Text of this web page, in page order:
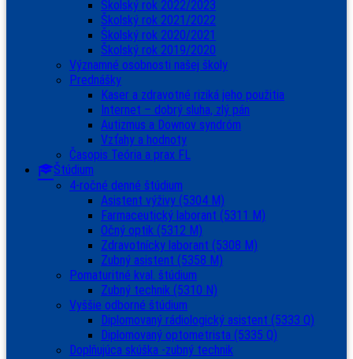
Školský rok 2022/2023
Školský rok 2021/2022
Školský rok 2020/2021
Školský rok 2019/2020
Významné osobnosti našej školy
Prednášky
Kaser a zdravotné riziká jeho použitia
Internet – dobrý sluha, zlý pán
Autizmus a Downov syndróm
Vzťahy a hodnoty
Časopis Teória a prax FL
Štúdium
4-ročné denné štúdium
Asistent výživy (5304 M)
Farmaceutický laborant (5311 M)
Očný optik (5312 M)
Zdravotnícky laborant (5308 M)
Zubný asistent (5358 M)
Pomaturitné kval. štúdium
Zubný technik (5310 N)
Vyššie odborné štúdium
Diplomovaný rádiologický asistent (5333 Q)
Diplomovaný optometrista (5335 Q)
Doplňujúca skúška -zubný technik